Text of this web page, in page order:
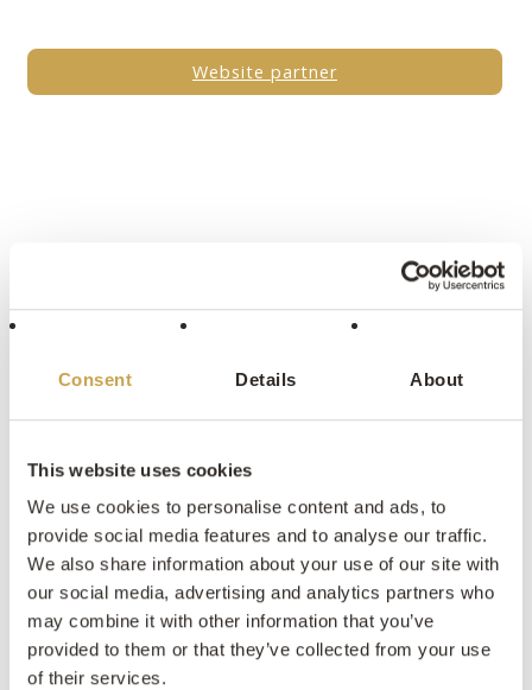
Consent Details About
This website uses cookies
We use cookies to personalise content and ads, to
provide social media features and to analyse our traffic.
We also share information about your use of our site with
our social media, advertising and analytics partners who
may combine it with other information that you’ve
provided to them or that they’ve collected from your use
of their services.
Website partner